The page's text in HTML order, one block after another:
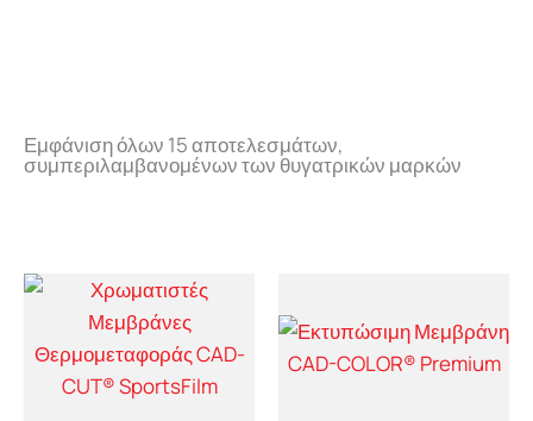
Εμφάνιση όλων 15 αποτελεσμάτων,
συμπεριλαμβανομένων των θυγατρικών μαρκών